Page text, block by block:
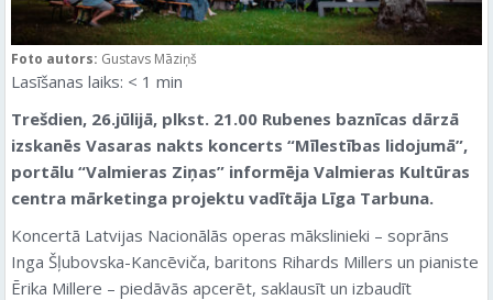
Foto autors: Gustavs Māziņš
Lasīšanas laiks: < 1 min
Trešdien, 26.jūlijā, plkst. 21.00 Rubenes baznīcas dārzā
izskanēs Vasaras nakts koncerts “Mīlestības lidojumā”,
portālu “Valmieras Ziņas” informēja Valmieras Kultūras
centra mārketinga projektu vadītāja Līga Tarbuna.
Koncertā Latvijas Nacionālās operas mākslinieki – soprāns
Inga Šļubovska-Kancēviča, baritons Rihards Millers un pianiste
Ērika Millere – piedāvās apcerēt, saklausīt un izbaudīt